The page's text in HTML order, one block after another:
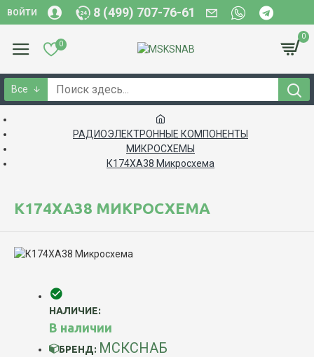
ВОЙТИ 8 (499) 707-76-61
0
0
Все
РАДИОЭЛЕКТРОННЫЕ КОМПОНЕНТЫ
МИКРОСХЕМЫ
К174ХА38 Микросхема
К174ХА38 МИКРОСХЕМА
НАЛИЧИЕ:
В наличии
БРЕНД: МСКСНАБ